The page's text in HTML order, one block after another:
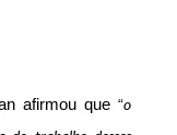
afirmou que “o